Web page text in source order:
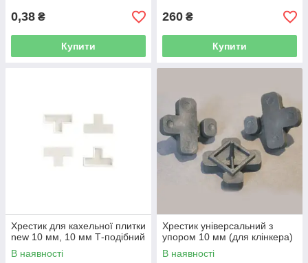
0,38 ₴
Купити
260 ₴
Купити
Хрестик для кахельної плитки
new 10 мм, 10 мм Т-подібний
В наявності
Хрестик універсальний з
упором 10 мм (для клінкера)
В наявності